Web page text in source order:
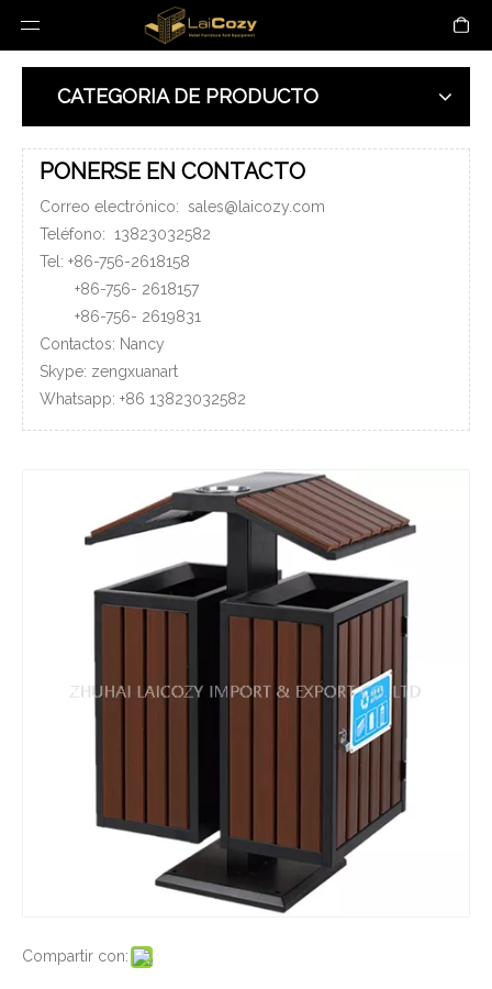
CATEGORIA DE PRODUCTO
PONERSE EN CONTACTO
Correo electrónico: sales@laicozy.com
Teléfono: 13823032582
Tel: +86-756-2618158
+86-756- 2618157
+86-756- 2619831
Contactos: Nancy
Skype: zengxuanart
Whatsapp: +86 13823032582
Compartir con: